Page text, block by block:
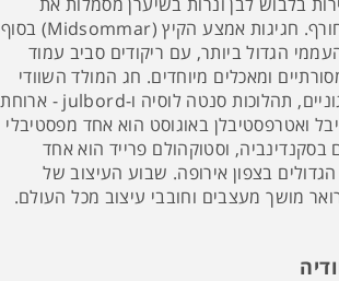
האור בחשכת החורף. חגיגות אמצע הקיץ (Midsommar) בסוף
הגדול ביותר, עם ריקודים סביב עמוד
ומאכלים מיוחדים. חג המולד השוודי
כולל שווקים ססגוניים, תהלוכות סנטה לוסיה ו-julbord - ארוחת
ואטרפסטיבלן באוגוסט הוא אחד מפסטיבלי
בסקנדינביה, וסטוקהולם פרייד הוא אחד
בצפון אירופה. שבוע העיצוב של
מושך מעצבים וחובבי עיצוב מכל העולם.